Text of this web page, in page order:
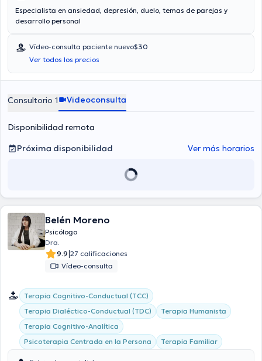
Especialista en ansiedad, depresión, duelo, temas de parejas y
desarrollo personal
Vídeo-consulta paciente nuevo$30
Ver todos los precios
Consultorio 1 Videoconsulta
Disponibilidad remota
Próxima disponibilidad
Ver más horarios
Belén Moreno
Psicólogo
Dra.
9.9|27 calificaciones
Vídeo-consulta
Terapia Cognitivo-Conductual (TCC)
Terapia Dialéctico-Conductual (TDC)
Terapia Humanista
Terapia Cognitivo-Analítica
Psicoterapia Centrada en la Persona
Terapia Familiar